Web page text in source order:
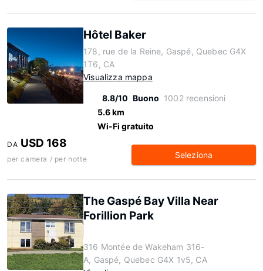
Hôtel Baker
178, rue de la Reine, Gaspé, Quebec G4X
1T6, CA
Visualizza mappa
8.8/10 Buono 1002 recensioni
5.6 km
Wi-Fi gratuito
DA USD 168
per camera / per notte Seleziona
The Gaspé Bay Villa Near
Forillion Park
316 Montée de Wakeham 316-
A, Gaspé, Quebec G4X 1v5, CA